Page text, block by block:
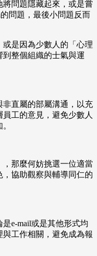
問題隱藏起來，或是嘗
的問題，最後小問題反而
是因為少數人的「心理
整個組織的士氣與運
非直屬的部屬溝通，以充
工的意見，避免少數人
那麼何妨挑選一位適當
協助觀察與輔導同仁的
e-mail或是其他形式均
工作相關，避免成為報